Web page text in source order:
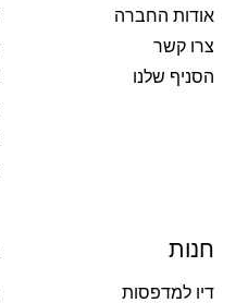
אודות החברה
צרו קשר
הסניף שלנו
חנות
דיו למדפסות